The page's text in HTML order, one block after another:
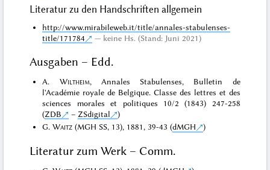
Literatur zu den Handschriften allgemein
http://www.mirabileweb.it/title/annales-stabulenses-
title/171784
keine Hs. (Stand: Juni 2021)
Ausgaben – Edd.
A. Wiltheim, Annales Stabulenses, Bulletin de
l'Académie royale de Belgique. Classe des lettres et des
sciences morales et politiques 10/2 (1843) 247-258
(ZDB – ZSdigital
)
G.Waitz (MGH SS, 13), 1881, 39-43 (dMGH )
Literatur zum Werk – Comm.